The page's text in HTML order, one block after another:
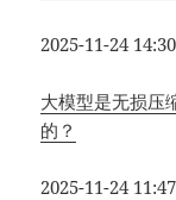
2025-11-24 14:30
大模型是无损压
的？
2025-11-24 11:47